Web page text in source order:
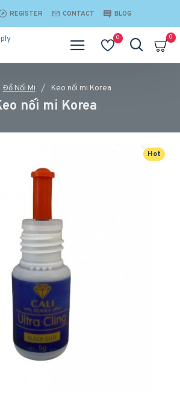
REGISTER CONTACT BLOG
0 0
Đồ Nối Mi Keo nối mi Korea
nối mi Korea
Hot